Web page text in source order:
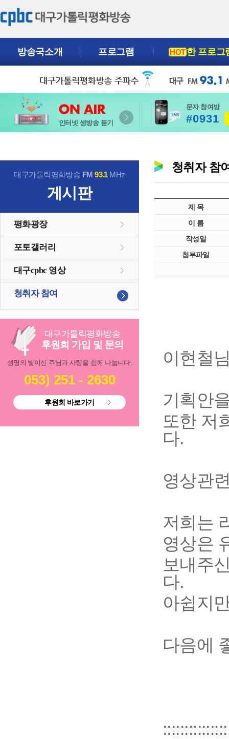
방송국소개 프로그램 HOT한 프로그
인터넷 생방송 듣기
문자 참여방
#0931
대구가톨릭평화방송 FM93.1MHz
게시판
평화광장
포토갤러리
대구cpbc 영상
청취자 참여
대구가톨릭평화방송
후원회 가입 및 문의
생명의 빛이신 주님과 사랑을 함께 나눕니다.
053) 251 - 2630
후원회 바로가기
청취자 참
제 목
이 름
작성일
첨부파일
이현철
기획안
또한 저
다.
영상관
저희는
영상은
보내주
다.
아쉽지
다음에